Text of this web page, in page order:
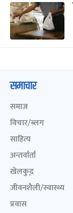
समाचार
समाज
विचार/ब्लग
साहित्य
अन्तर्वार्ता
खेलकुद़़
जीवनशैली/स्वास्थ्य
प्रवास